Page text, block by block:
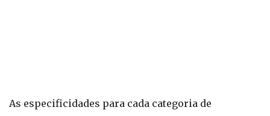
As especificidades para cada categoria de